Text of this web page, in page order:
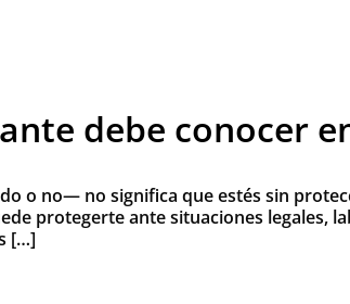
debe conocer
o no— no significa que estés sin
protegerte ante situaciones legales,
[…]